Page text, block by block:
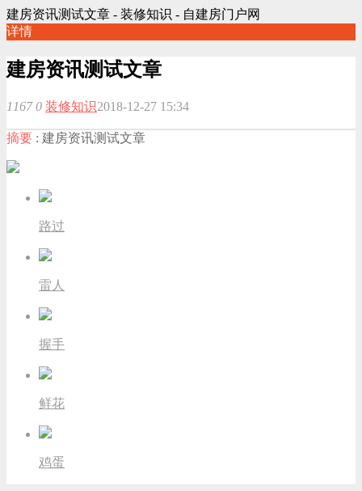
建房资讯测试文章 - 装修知识 - 自建房门户网
详情
建房资讯测试文章
1167 0 装修知识2018-12-27 15:34
摘要 : 建房资讯测试文章
路过
雷人
握手
鲜花
鸡蛋